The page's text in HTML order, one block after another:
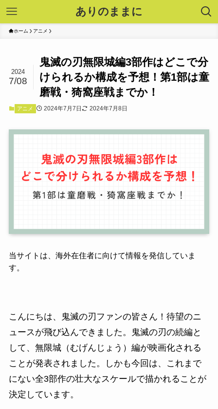
ありのままに
ホーム アニメ
鬼滅の刃無限城編3部作はどこで分
けられるか構成を予想！第1部は童
磨戦・猗窩座戦までか！
2024
7/08
アニメ 2024年7月7日 2024年7月8日
当サイトは、海外在住者に向けて情報を発信していま
す。
こんにちは、鬼滅の刃ファンの皆さん！待望のニ
ュースが飛び込んできました。鬼滅の刃の続編と
して、無限城（むげんじょう）編が映画化される
ことが発表されました。しかも今回は、これまで
にない全3部作の壮大なスケールで描かれることが
決定しています。